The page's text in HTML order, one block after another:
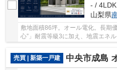
- /
山梨県
敷地面積86坪。オール電化。長期
心”」耐震等級3に加え、地震エネ
で導入。大切な家族を守る本気の
売買 | 新築一戸建
中央市成島 オール電